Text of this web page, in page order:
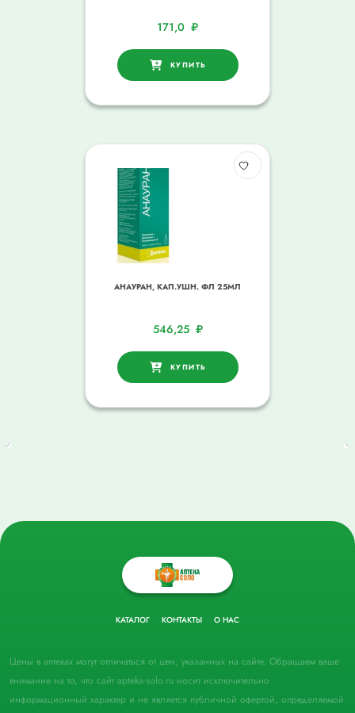
171,0 ₽
КУПИТЬ
АНАУРАН, КАП.УШН. ФЛ 25МЛ
546,25 ₽
КУПИТЬ
КАТАЛОГ КОНТАКТЫ О НАС
Цены в аптеках могут отличаться от цен, указанных на сайте. Обращаем ваше
внимание на то, что сайт apteka-solo.ru носит исключительно
информационный характер и не является публичной офертой, определяемой